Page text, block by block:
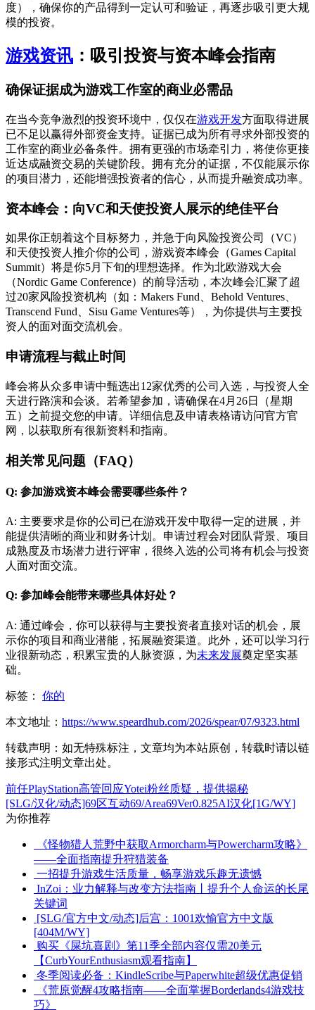
度），确保你的产品得到一定认可和验证，再逐步吸引更大规
模的投资。
游戏资讯 ：吸引投资与资本峰会指南
确保证据成为游戏工作室的商业必需品
在当今竞争激烈的投资环境中，仅仅在游戏开发方面取得进展
已不足以赢得外部资金支持。证据已成为所有寻求外部投资的
工作室的商业必备条件。拥有更强的市场牵引力，将使你更接
近达成融资交易的关键阶段。拥有充分的证据，不仅能展示你
的项目潜力，还能增强投资者的信心，从而提升融资成功率。
资本峰会：向VC和天使投资人展示的绝佳平台
如果你正朝着这个目标努力，并急于向风险投资公司（VC）
和天使投资人推介你的公司，游戏资本峰会（Games Capital
Summit）将是你5月下旬的理想选择。作为北欧游戏大会
（Nordic Game Conference）的前导活动，本次峰会汇聚了超
过20家风险投资机构（如：Makers Fund、Behold Ventures、
Transcend Fund、Sisu Game Ventures等），为你提供与主要投
资人的面对面交流机会。
申请流程与截止时间
峰会将从众多申请中甄选出12家优秀的公司入选，与投资人全
天进行路演和会谈。若希望参加，请确保在4月26日（星期
五）之前提交您的申请。详细信息及申请表格请访问官方官
网，以获取所有很新资料和指南。
相关常见问题（FAQ）
Q: 参加游戏资本峰会需要哪些条件？
A: 主要要求是你的公司已在游戏开发中取得一定的进展，并
能提供清晰的商业和财务计划。申请过程会对团队背景、项目
成熟度及市场潜力进行评审，很终入选的公司将有机会与投资
人面对面交流。
Q: 参加峰会能带来哪些具体好处？
A: 通过峰会，你可以获得与主要投资者直接对话的机会，展
示你的项目和商业潜能，拓展融资渠道。此外，还可以学习行
业很新动态，积累宝贵的人脉资源，为未来发展奠定坚实基
础。
标签： 你的
本文地址： https://www.speardhub.com/2026/spear/07/9323.html
转载声明： 如无特殊标注，文章均为本站原创，转载时请以链
接形式注明文章出处。
前任PlayStation高管回应Yotei粉丝质疑，提供揭秘
[SLG/汉化/动态]69区互动69/Area69Ver0.825AI汉化[1G/WY]
为你推荐
《怪物猎人荒野中获取Armorcharm与Powercharm攻略》
——全面指南提升狩猎装备
一招提升游戏生活质量，畅享游戏乐趣无遗憾
InZoi：业力解释与改变方法指南丨提升个人命运的长尾
关键词
[SLG/官方中文/动态]后宫：1001欢愉官方中文版
[404M/WY]
购买《屎坑喜剧》第11季全部内容仅需20美元
【CurbYourEnthusiasm观看指南】
冬季阅读必备：KindleScribe与Paperwhite超级优惠促销
《荒原觉醒4攻略指南——全面掌握Borderlands4游戏技
巧》